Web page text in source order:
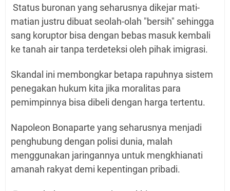
Status buronan yang seharusnya dikejar mati-
matian justru dibuat seolah-olah "bersih" sehingga
sang koruptor bisa dengan bebas masuk kembali
ke tanah air tanpa terdeteksi oleh pihak imigrasi.
Skandal ini membongkar betapa rapuhnya sistem
penegakan hukum kita jika moralitas para
pemimpinnya bisa dibeli dengan harga tertentu.
Napoleon Bonaparte yang seharusnya menjadi
penghubung dengan polisi dunia, malah
menggunakan jaringannya untuk mengkhianati
amanah rakyat demi kepentingan pribadi.